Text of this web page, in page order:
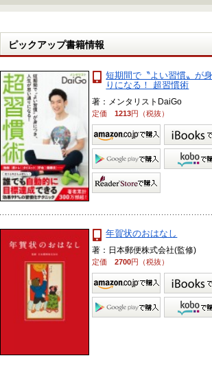
ピックアップ書籍情報
短期間で〝よい習慣〟が
りになる！ 超習慣術
著：メンタリストDaiGo
定価1213円（税抜）
年賀状のおはなし
著：日本郵便株式会社(監修)
定価2700円（税抜）